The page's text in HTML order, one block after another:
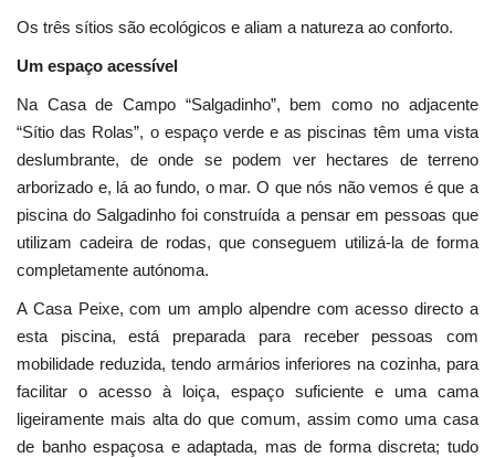
Os três sítios são ecológicos e aliam a natureza ao conforto.
Um espaço acessível
Na Casa de Campo “Salgadinho”, bem como no adjacente
“Sítio das Rolas”, o espaço verde e as piscinas têm uma vista
deslumbrante, de onde se podem ver hectares de terreno
arborizado e, lá ao fundo, o mar. O que nós não vemos é que a
piscina do Salgadinho foi construída a pensar em pessoas que
utilizam cadeira de rodas, que conseguem utilizá-la de forma
completamente autónoma.
A Casa Peixe, com um amplo alpendre com acesso directo a
esta piscina, está preparada para receber pessoas com
mobilidade reduzida, tendo armários inferiores na cozinha, para
facilitar o acesso à loiça, espaço suficiente e uma cama
ligeiramente mais alta do que comum, assim como uma casa
de banho espaçosa e adaptada, mas de forma discreta; tudo